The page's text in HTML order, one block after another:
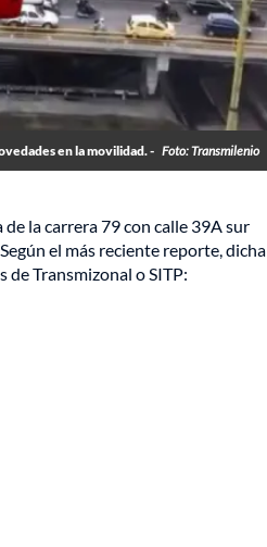
en la movilidad. - Foto: Transmilenio
la carrera 79 con calle 39A sur
el más reciente reporte, dicha
Transmizonal o SITP: